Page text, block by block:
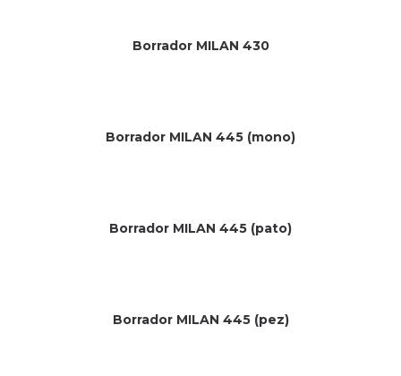
Borrador MILAN 430
Borrador MILAN 445 (mono)
Borrador MILAN 445 (pato)
Borrador MILAN 445 (pez)